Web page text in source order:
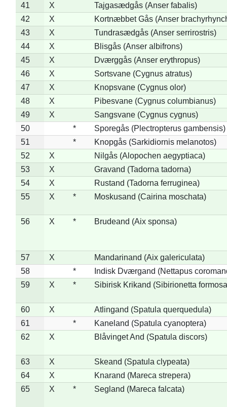
41
X
Tajgasædgås (Anser fabalis)
42
X
Kortnæbbet Gås (Anser
43
X
Tundrasædgås (Anser serrirostris)
44
X
Blisgås (Anser albifrons)
45
X
Dværggås (Anser erythropus)
46
X
Sortsvane (Cygnus atratus)
47
X
Knopsvane (Cygnus olor)
48
X
Pibesvane (Cygnus columbianus)
49
X
Sangsvane (Cygnus cygnus)
50
*
Sporegås (Plectropterus gambensis)
51
*
Knopgås (Sarkidiornis melanotos)
52
X
Nilgås (Alopochen aegyptiaca)
53
X
Gravand (Tadorna tadorna)
54
X
Rustand (Tadorna ferruginea)
55
X * Moskusand (Cairina moschata)
56 X * Brudeand (Aix sponsa)
57 X
Mandarinand (Aix galericulata)
58
*
Indisk Dværgand (Nettapus
59
X * Sibirisk Krikand (Sibirionetta
60 X
Atlingand (Spatula querquedula)
61
*
Kaneland (Spatula cyanoptera)
62
X Blåvinget And (Spatula discors)
63 X
Skeand (Spatula clypeata)
64
X
Knarand (Mareca strepera)
65
X * Segland (Mareca falcata)